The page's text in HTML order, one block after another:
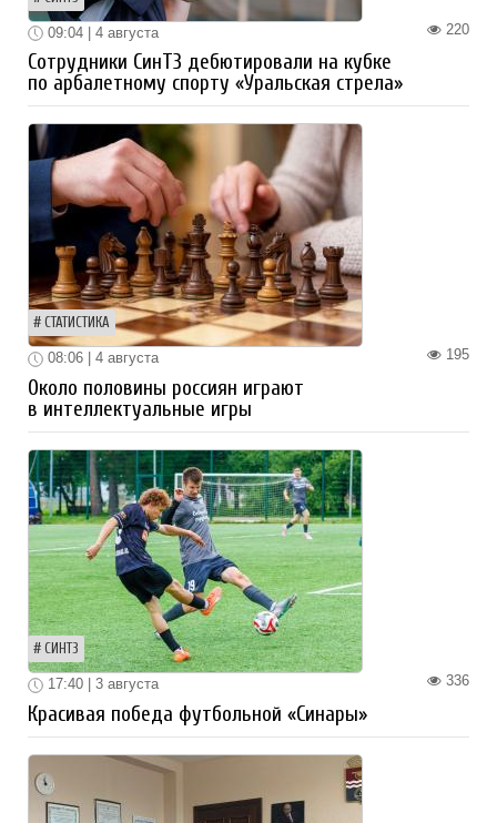
220
09:04 | 4 августа
Сотрудники СинТЗ дебютировали на кубке
по арбалетному спорту «Уральская стрела»
СТАТИСТИКА
195
08:06 | 4 августа
Около половины россиян играют
в интеллектуальные игры
СИНТЗ
336
17:40 | 3 августа
Красивая победа футбольной «Синары»